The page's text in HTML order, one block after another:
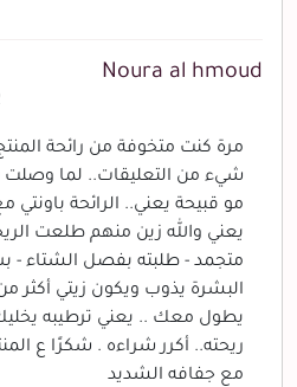
Noura al hmoud
مرة كنت متخوفة من رائحة
شيء من التعليقات.. لما وصلت
مو قبيحة يعني.. الرائحة باونتي
يعني والله زين منهم طلعت
متجمد - طلبته بفصل الشتاء -
البشرة يذوب ويكون زيتي أكثر
يطول معك .. يعني ترطيبه
ريحته.. أكرر شراءه . شكرًا ع
مع جفافه الشديد